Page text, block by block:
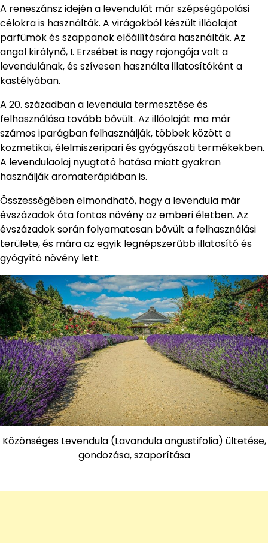
A reneszánsz idején a levendulát már szépségápolási
célokra is használták. A virágokból készült illóolajat
parfümök és szappanok előállítására használták. Az
angol királynő, I. Erzsébet is nagy rajongója volt a
levendulának, és szívesen használta illatosítóként a
kastélyában.
A 20. században a levendula termesztése és
felhasználása tovább bővült. Az illóolaját ma már
számos iparágban felhasználják, többek között a
kozmetikai, élelmiszeripari és gyógyászati termékekben.
A levendulaolaj nyugtató hatása miatt gyakran
használják aromaterápiában is.
Összességében elmondható, hogy a levendula már
évszázadok óta fontos növény az emberi életben. Az
évszázadok során folyamatosan bővült a felhasználási
területe, és mára az egyik legnépszerűbb illatosító és
gyógyító növény lett.
Közönséges Levendula (Lavandula angustifolia) ültetése,
gondozása, szaporítása